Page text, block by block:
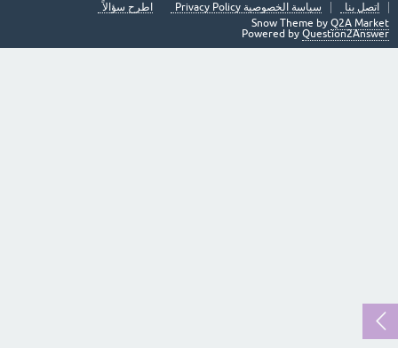
اتصل بنا سياسة الخصوصية Privacy Policy
اطرح سؤالاً
Snow Theme by Q2A Market
Powered by Question2Answer